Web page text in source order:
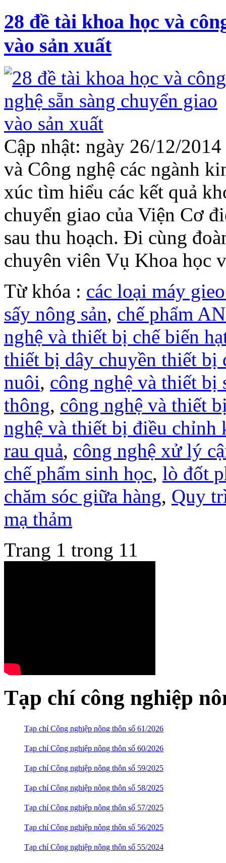
28 đề tài khoa học và
vào sản xuất
Cập nhật: ngày 26/12/
và Công nghệ các ngành
xúc tìm hiểu các kết quả
chuyển giao của Viện Cơ
sau thu hoạch. Đi cùng
chuyên viên Vụ Khoa học
Từ khóa : các loại máy
sấy nông sản, chế phẩm
nghệ và thiết bị chế biến
thiết bị dây chuyền thiết bị
nuôi, công nghệ và thiết bị
thông, công nghệ và thiết
nghệ và thiết bị điều
rau quả, công nghệ xử lý
chế phẩm sinh học, lò đốt
chăm sóc giữa hàng, Quy
mạ thảm
Trang 1 trong 11
Tạp chí công nghiệp
Tạp chí Công nghiệp nông thôn số 61/2026
Tạp chí Công nghiệp nông thôn số 60/2026
Tạp chí Công nghiệp nông thôn số 59/2025
Tạp chí Công nghiệp nông thôn số 58/2025
Tạp chí Công nghiệp nông thôn số 57/2025
Tạp chí Công nghiệp nông thôn số 56/2025
Tạp chí Công nghiệp nông thôn số 55/2024